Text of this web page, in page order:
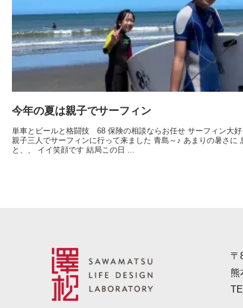
今年の夏は親子でサーフィン
単車とビールと格闘技 68 保険の相談ならお任せ サーフィン大
親子三人でサーフィンに行って来ました 青島～♪ あまりの暑さに
と、、 イイ笑顔です 結局この日 ...
〒
熊